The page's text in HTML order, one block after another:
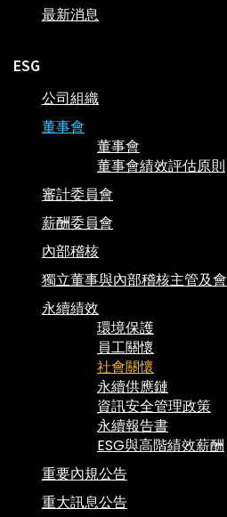
最新消息
ESG
公司組織
董事會
董事會
董事會績效評估原則
審計委員會
薪酬委員會
內部稽核
獨立董事與內部稽核主管及
永續績效
環境保護
員工關懷
社會關懷
永續供應鏈
資訊安全管理政策
永續報告書
ESG與高階績效薪酬
重要內規公告
重大訊息公告